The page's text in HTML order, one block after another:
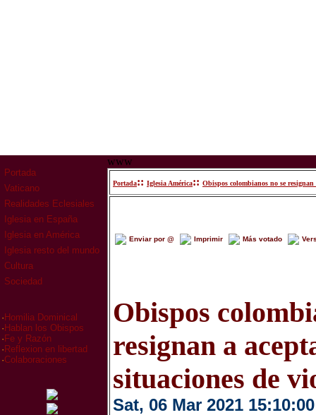
Portada
Vaticano
Realidades Eclesiales
Iglesia en España
Iglesia en América
Iglesia resto del mundo
Cultura
Sociedad
· Homilia Dominical
· Hablan los Obispos
· Fe y Razón
· Reflexion en libertad
·Colaboraciones
www
Portada:: Iglesia América:: Obispos colombianos no se
Enviar por @ Imprimir Más votado
Obispos
resignan a
situaciones de
Sat, 06 Mar 2021 15:10:00